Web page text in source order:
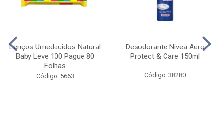
Lenços Umedecidos Natural
Baby Leve 100 Pague 80
Folhas
Código: 5663
Desodorante Nivea Aero
Protect & Care 150ml
Código: 38280